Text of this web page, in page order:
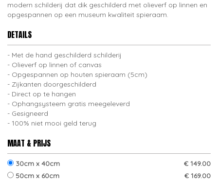
modern schilderij dat dik geschilderd met olieverf op linnen en
opgespannen op een museum kwaliteit spieraam.
DETAILS
Met de hand geschilderd schilderij
Olieverf op linnen of canvas
Opgespannen op houten spieraam (5cm)
Zijkanten doorgeschilderd
Direct op te hangen
Ophangsysteem gratis meegeleverd
Gesigneerd
100% niet mooi geld terug
MAAT & PRIJS
30cm x 40cm
€ 149.00
50cm x 60cm
€ 169.00